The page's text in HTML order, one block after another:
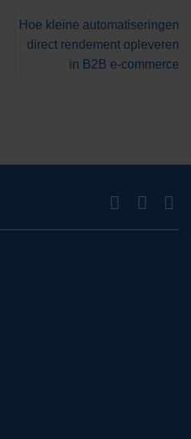
Hoe kleine automatiseringen
direct rendement opleveren
in B2B e-commerce